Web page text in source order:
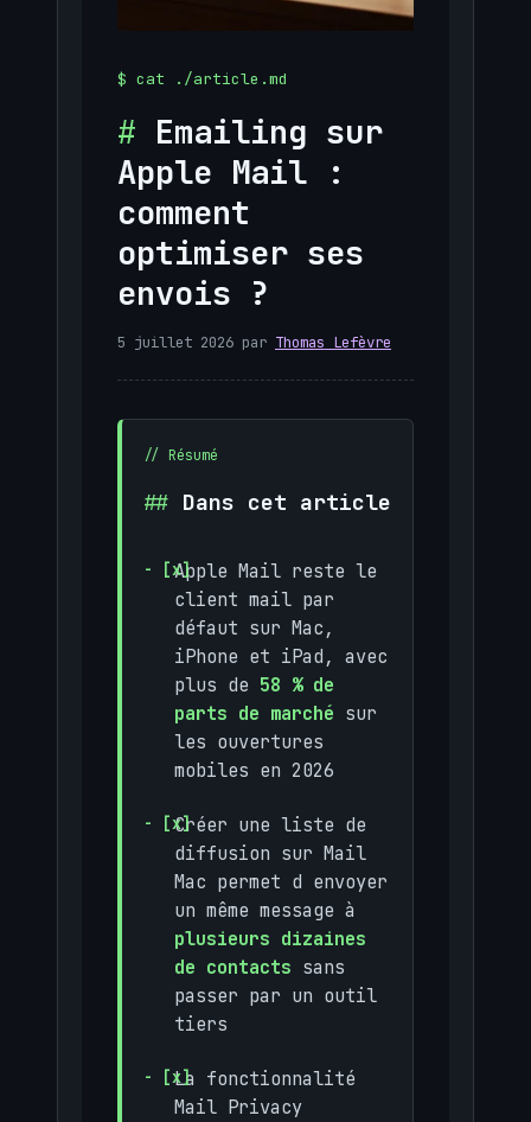
Emailing sur
Apple Mail :
comment
optimiser ses
envois ?
5 juillet 2026 par Thomas Lefèvre
Dans cet article
Apple Mail reste le
client mail par
défaut sur Mac,
iPhone et iPad, avec
plus de 58 % de
parts de marché sur
les ouvertures
mobiles en 2026
Créer une liste de
diffusion sur Mail
Mac permet d envoyer
un même message à
plusieurs dizaines
de contacts sans
passer par un outil
tiers
La fonctionnalité
Mail Privacy